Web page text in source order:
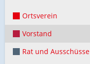
Ortsverein
Vorstand
Rat und Ausschüsse